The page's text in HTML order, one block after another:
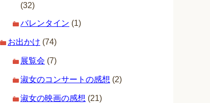
(32)
バレンタイン (1)
お出かけ (74)
展覧会 (7)
淑女のコンサートの感想 (2)
淑女の映画の感想 (21)